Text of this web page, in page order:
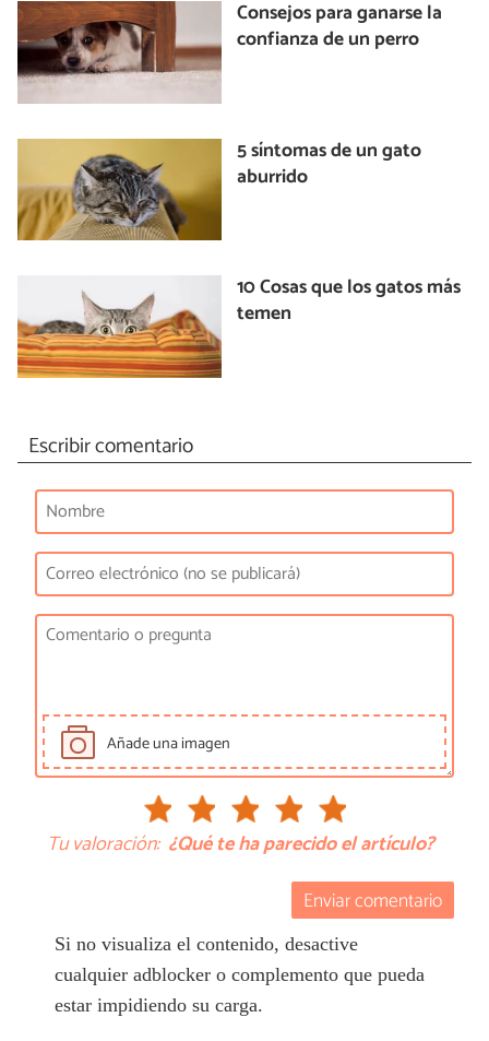
Consejos para ganarse la
confianza de un perro
5 síntomas de un gato
aburrido
10 Cosas que los gatos más
temen
Escribir comentario
Añade una imagen
Tu valoración: ¿Qué te ha parecido el artículo?
Enviar comentario
Si no visualiza el contenido, desactive
cualquier adblocker o complemento que pueda
estar impidiendo su carga.